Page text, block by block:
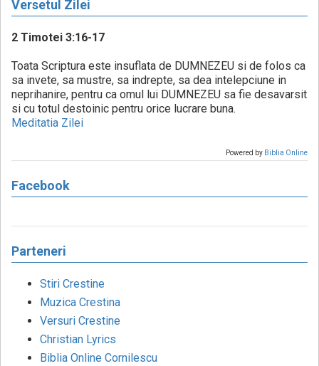
Versetul Zilei
2 Timotei 3:16-17
Toata Scriptura este insuflata de DUMNEZEU si de folos ca
sa invete, sa mustre, sa indrepte, sa dea intelepciune in
neprihanire, pentru ca omul lui DUMNEZEU sa fie desavarsit
si cu totul destoinic pentru orice lucrare buna.
Meditatia Zilei
Powered by Biblia Online
Facebook
Parteneri
Stiri Crestine
Muzica Crestina
Versuri Crestine
Christian Lyrics
Biblia Online Cornilescu